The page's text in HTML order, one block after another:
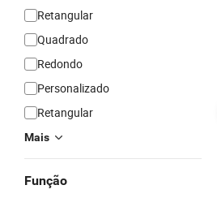
Retangular
Quadrado
Redondo
Personalizado
Retangular
Mais
Função